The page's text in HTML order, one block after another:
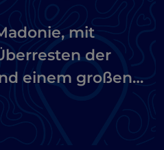
mit
der
einem großen